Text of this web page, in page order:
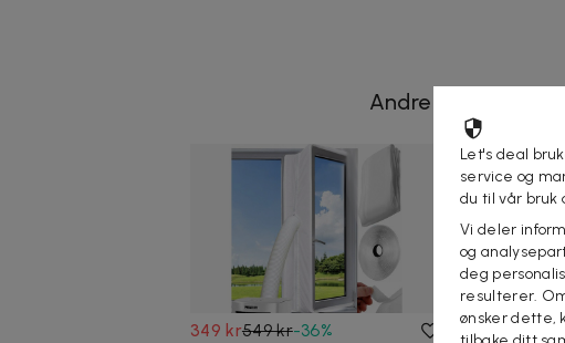
Andre som så på
349 kr549 kr-36%
299 kr799 kr
Let's deal
service og
du til vår bruk
Vi deler
og
deg
resulterer.
ønsker dette,